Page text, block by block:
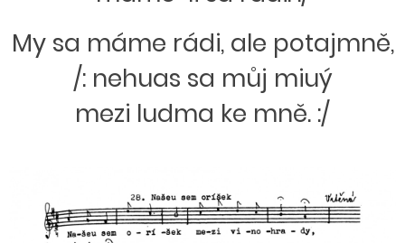
My sa máme rádi, ale potajmně,
/: nehuas sa můj miuý
mezi ludma ke mně. :/